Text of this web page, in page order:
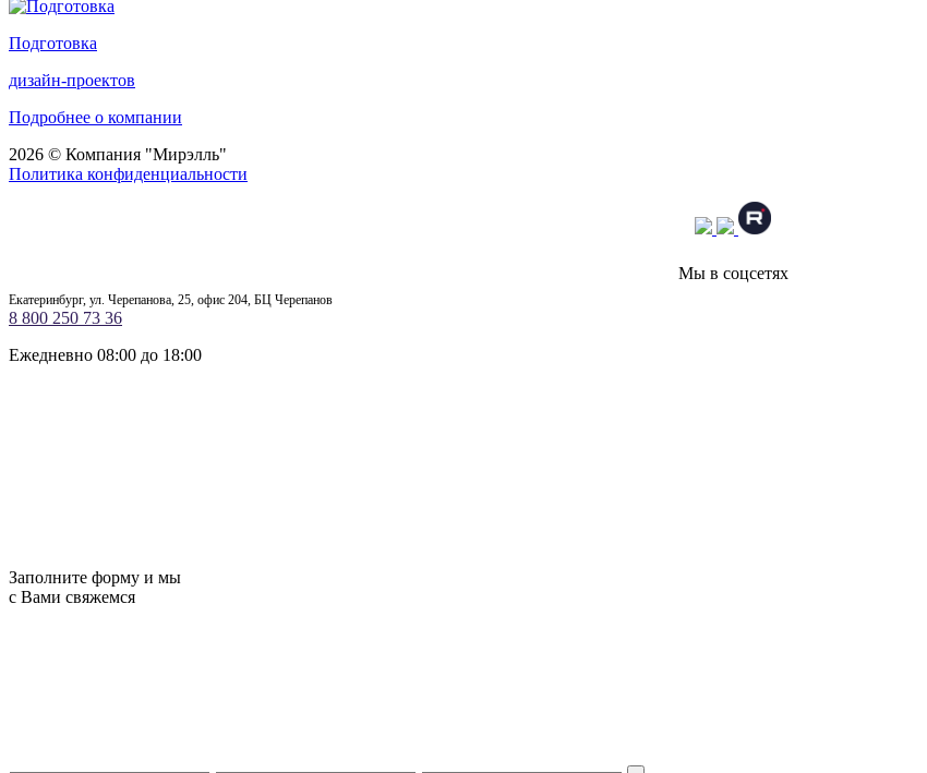
Подготовка
дизайн-проектов
Подробнее о компании
2026 © Компания "Мирэлль"
Политика конфиденциальности
Мы в соцсетях
Екатеринбург, ул. Черепанова, 25, офис 204, БЦ Черепанов
8 800 250 73 36
Ежедневно 08:00 до 18:00
Заполните форму и мы
с Вами свяжемся